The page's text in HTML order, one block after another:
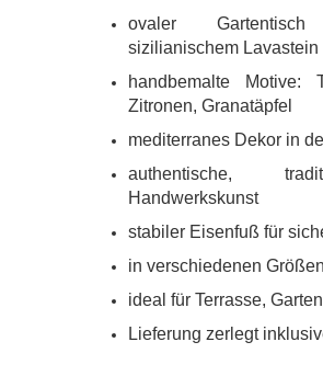
ovaler
sizilianischem Lavastein
handbemalte Motive:
Zitronen, Granatäpfel
mediterranes Dekor in
authentische,
Handwerkskunst
stabiler Eisenfuß für
in verschiedenen
ideal für Terrasse,
Lieferung zerlegt